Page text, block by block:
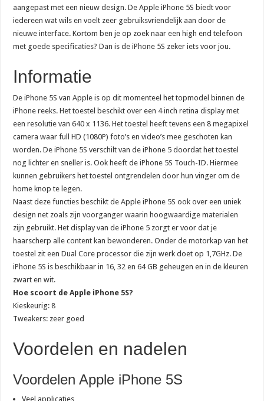
aangepast met een nieuw design. De Apple iPhone 5S biedt voor
iedereen wat wils en voelt zeer gebruiksvriendelijk aan door de
nieuwe interface. Kortom ben je op zoek naar een high end telefoon
met goede specificaties? Dan is de iPhone 5S zeker iets voor jou.
Informatie
De iPhone 5S van Apple is op dit momenteel het topmodel binnen de
iPhone reeks. Het toestel beschikt over een 4 inch retina display met
een resolutie van 640 x 1136. Het toestel heeft tevens een 8 megapixel
camera waar full HD (1080P) foto’s en video’s mee geschoten kan
worden. De iPhone 5S verschilt van de iPhone 5 doordat het toestel
nog lichter en sneller is. Ook heeft de iPhone 5S Touch-ID. Hiermee
kunnen gebruikers het toestel ontgrendelen door hun vinger om de
home knop te legen.
Naast deze functies beschikt de Apple iPhone 5S ook over een uniek
design net zoals zijn voorganger waarin hoogwaardige materialen
zijn gebruikt. Het display van de iPhone 5 zorgt er voor dat je
haarscherp alle content kan bewonderen. Onder de motorkap van het
toestel zit een Dual Core processor die zijn werk doet op 1,7GHz. De
iPhone 5S is beschikbaar in 16, 32 en 64 GB geheugen en in de kleuren
zwart en wit.
Hoe scoort de Apple iPhone 5S?
Kieskeurig: 8
Tweakers: zeer goed
Voordelen en nadelen
Voordelen Apple iPhone 5S
Veel applicaties